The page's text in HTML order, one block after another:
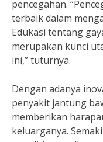
pencegahan.
terbaik dalam
Edukasi tentang
merupakan kunci
ini,” tuturnya.
Dengan adanya
penyakit jantung
memberikan
keluarganya.